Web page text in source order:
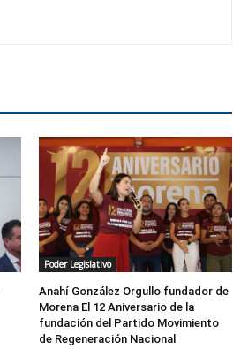
Poder Legislativo
Anahí González Orgullo fundador de
Morena El 12 Aniversario de la
fundación del Partido Movimiento
de Regeneración Nacional